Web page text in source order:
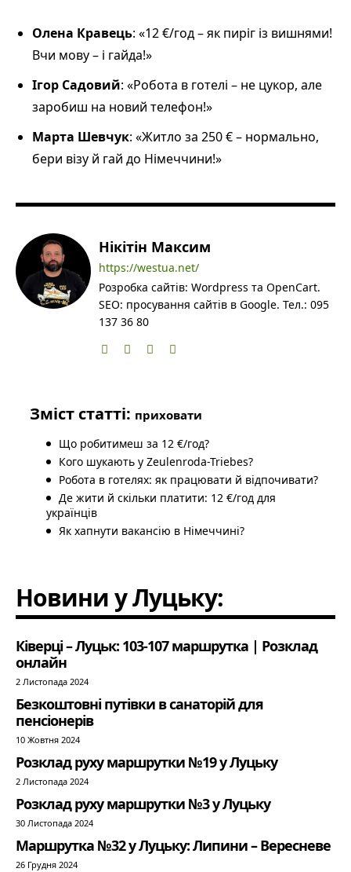
Олена Кравець: «12 €/год – як пиріг із вишнями!
Вчи мову – і гайда!»
Ігор Садовий: «Робота в готелі – не цукор, але
заробиш на новий телефон!»
Марта Шевчук: «Житло за 250 € – нормально,
бери візу й гай до Німеччини!»
Нікітін Максим
https://westua.net/
Розробка сайтів: Wordpress та OpenCart.
SEO: просування сайтів в Google. Тел.: 095
137 36 80
Зміст статті: приховати
Що робитимеш за 12 €/год?
Кого шукають у Zeulenroda-Triebes?
Робота в готелях: як працювати й відпочивати?
Де жити й скільки платити: 12 €/год для
українців
Як хапнути вакансію в Німеччині?
Новини у Луцьку:
Ківерці – Луцьк: 103-107 маршрутка | Розклад
онлайн
2 Листопада 2024
Безкоштовні путівки в санаторій для
пенсіонерів
10 Жовтня 2024
Розклад руху маршрутки №19 у Луцьку
2 Листопада 2024
Розклад руху маршрутки №3 у Луцьку
30 Листопада 2024
Маршрутка №32 у Луцьку: Липини – Вересневе
26 Грудня 2024